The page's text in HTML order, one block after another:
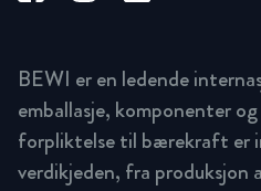
BEWI er en ledende
emballasje, komponenter
forpliktelse til bærekraft er
verdikjeden, fra produksjon